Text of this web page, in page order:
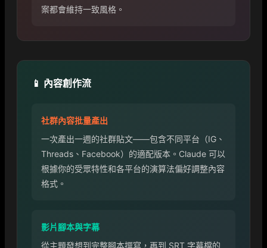
案都會維持一致風格。
📱 內容創作流
社群內容批量產出
一次產出一週的社群貼文——包含不同平台（IG、
Threads、Facebook）的適配版本。Claude 可以
根據你的受眾特性和各平台的演算法偏好調整內容
格式。
影片腳本與字幕
從主題發想到完整腳本撰寫，再到 SRT 字幕檔的